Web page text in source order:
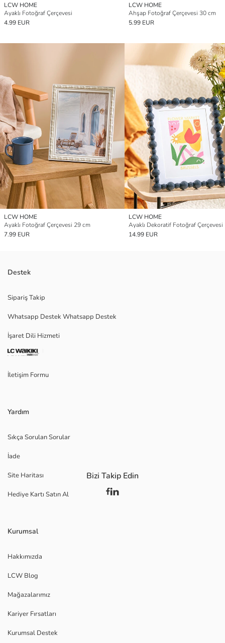
LCW HOME
Ayaklı Fotoğraf Çerçevesi
4.99 EUR
LCW HOME
Ahşap Fotoğraf Çerçevesi 30 cm
5.99 EUR
LCW HOME
Ayaklı Fotoğraf Çerçevesi 29 cm
7.99 EUR
LCW HOME
Ayaklı Dekoratif Fotoğraf Çerçevesi
14.99 EUR
Destek
Sipariş Takip
Whatsapp Destek Whatsapp Destek
İşaret Dili Hizmeti
İletişim Formu
Yardım
Sıkça Sorulan Sorular
İade
Site Haritası
Hediye Kartı Satın Al
Kurumsal
Hakkımızda
LCW Blog
Mağazalarımız
Kariyer Fırsatları
Kurumsal Destek
Bizi Takip Edin